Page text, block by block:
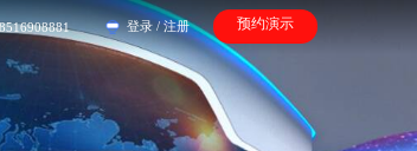
登录 / 注册 预约演示